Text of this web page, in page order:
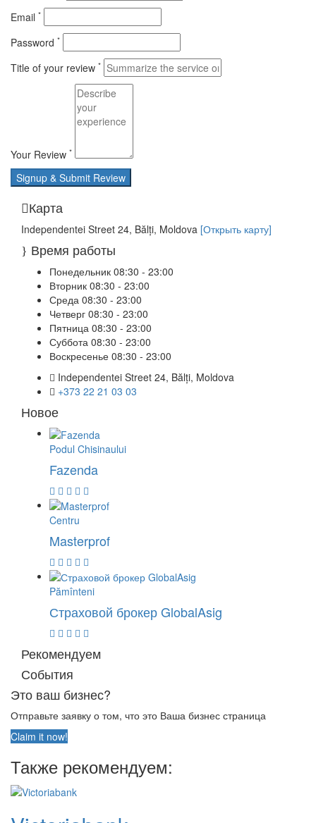
Email *
Password *
Title of your review *
Your Review *
Signup & Submit Review
Карта
Independentei Street 24, Bălți, Moldova [Открыть карту]
Время работы
Понедельник 08:30 - 23:00
Вторник 08:30 - 23:00
Среда 08:30 - 23:00
Четверг 08:30 - 23:00
Пятница 08:30 - 23:00
Суббота 08:30 - 23:00
Воскресенье 08:30 - 23:00
Independentei Street 24, Bălți, Moldova
+373 22 21 03 03
Новое
Podul Chisinaului
Fazenda
Centru
Masterprof
Pămînteni
Страховой брокер GlobalAsig
Рекомендуем
События
Это ваш бизнес?
Отправьте заявку о том, что это Ваша бизнес страница
Claim it now!
Также рекомендуем: